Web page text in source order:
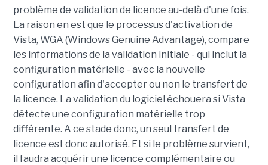
problème de validation de licence au-delà d'une fois.
La raison en est que le processus d'activation de
Vista, WGA (Windows Genuine Advantage), compare
les informations de la validation initiale - qui inclut la
configuration matérielle - avec la nouvelle
configuration afin d'accepter ou non le transfert de
la licence. La validation du logiciel échouera si Vista
détecte une configuration matérielle trop
différente. A ce stade donc, un seul transfert de
licence est donc autorisé. Et si le problème survient,
il faudra acquérir une licence complémentaire ou